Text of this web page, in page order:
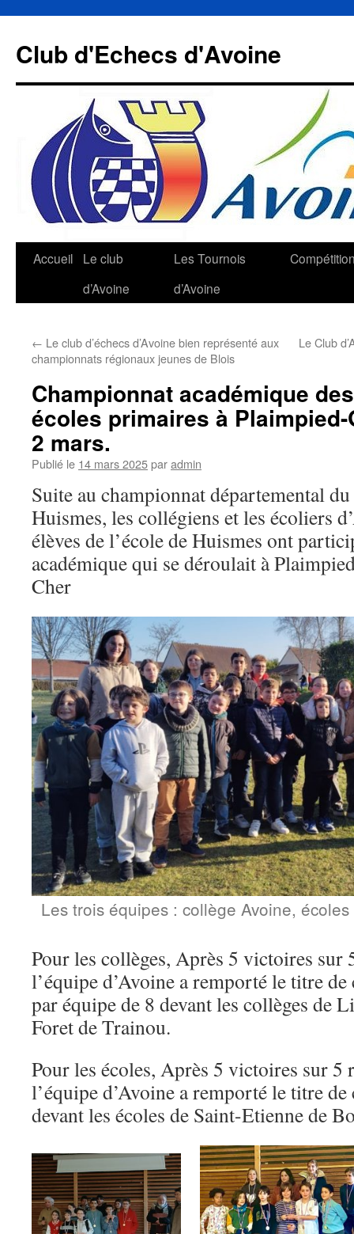
contenu
Club d'Echecs d'Avoine
Accueil
Le club
d’Avoine
Les Tournois
d’Avoine
← Le club d’échecs d’Avoine bien représenté aux
championnats régionaux jeunes de Blois
Le Club
Championnat académique
écoles primaires à
2 mars.
Publié le 14 mars 2025paradmin
Suite au championnat départemental
Huismes, les collégiens et les écoliers
élèves de l’école de Huismes ont
académique qui se déroulait à
Cher
Les trois équipes : collège Avoine, écoles
Pour les collèges, Après 5 victoires sur
l’équipe d’Avoine a remporté le titre
par équipe de 8 devant les collèges de
Foret de Trainou.
Pour les écoles, Après 5 victoires sur 5
l’équipe d’Avoine a remporté le titre
devant les écoles de Saint-Etienne de